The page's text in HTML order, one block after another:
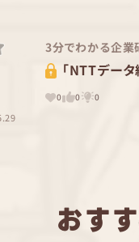
3分でわかる企業
「NTTデー
0 0 0
おす